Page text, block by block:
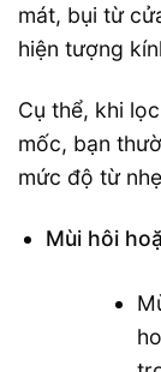
mát, bụi từ
hiện tượng
Cụ thể, khi
mốc, bạn
mức độ từ
Mùi hôi